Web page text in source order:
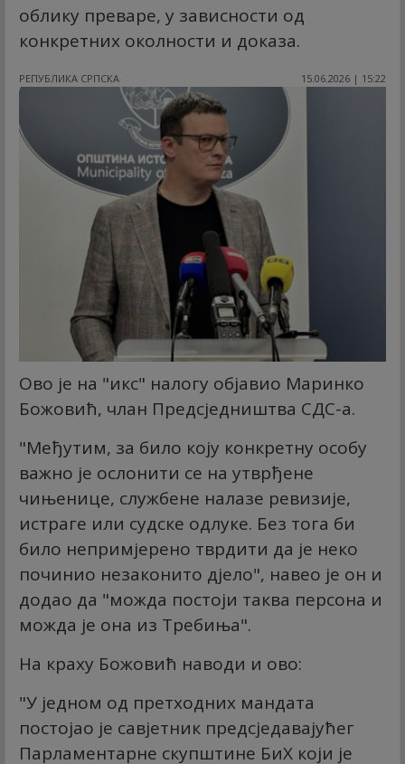
облику преваре, у зависности од
конкретних околности и доказа.
РЕПУБЛИКА СРПСКА 15.06.2026 | 15:22
Ово је на "икс" налогу објавио Маринко
Божовић, члан Предсједништва СДС-а.
"Међутим, за било коју конкретну особу
важно је ослонити се на утврђене
чињенице, службене налазе ревизије,
истраге или судске одлуке. Без тога би
било непримјерено тврдити да је неко
починио незаконито дјело", навео је он и
додао да "можда постоји таква персона и
можда је она из Требиња".
На краху Божовић наводи и ово:
"У једном од претходних мандата
постојао је савјетник предсједавајућег
Парламентарне скупштине БиХ који је